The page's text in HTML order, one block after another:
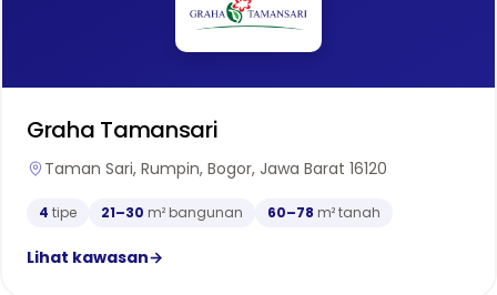
Graha Tamansari
Taman Sari, Rumpin, Bogor, Jawa Barat 16120
4 tipe 21–30 m² bangunan 60–78 m² tanah
Lihat kawasan→